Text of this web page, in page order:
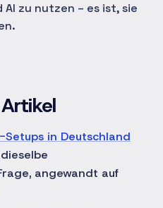
zu nutzen – es ist, sie
Setups in Deutschland
angewandt auf